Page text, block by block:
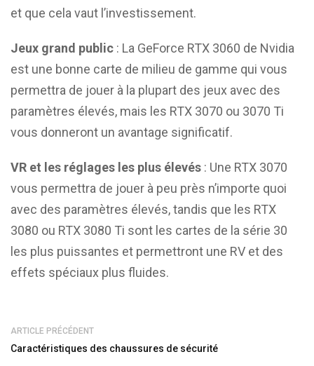
et que cela vaut l’investissement.
Jeux grand public : La GeForce RTX 3060 de Nvidia
est une bonne carte de milieu de gamme qui vous
permettra de jouer à la plupart des jeux avec des
paramètres élevés, mais les RTX 3070 ou 3070 Ti
vous donneront un avantage significatif.
VR et les réglages les plus élevés : Une RTX 3070
vous permettra de jouer à peu près n’importe quoi
avec des paramètres élevés, tandis que les RTX
3080 ou RTX 3080 Ti sont les cartes de la série 30
les plus puissantes et permettront une RV et des
effets spéciaux plus fluides.
ARTICLE PRÉCÉDENT
Caractéristiques des chaussures de sécurité